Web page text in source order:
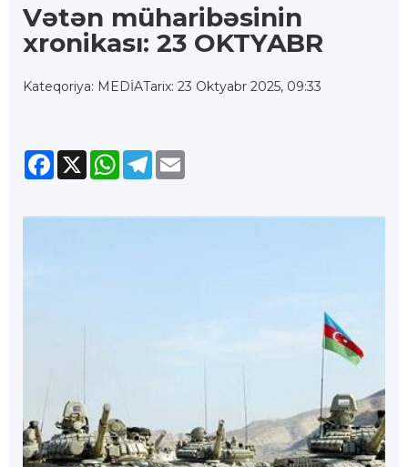
Vətən müharibəsinin
xronikası: 23 OKTYABR
Kateqoriya: MEDİATarix: 23 Oktyabr 2025, 09:33
Facebook
X WhatsApp
Telegram